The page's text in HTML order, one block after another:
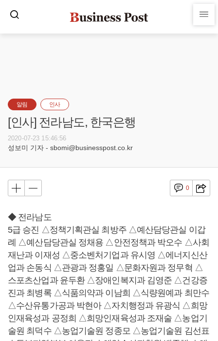
알림 인사
[인사] 전라남도, 한국은행
2020-07-23 15:46:56
성보미 기자 - sbomi@businesspost.co.kr
0
◆ 전라남도
5급 승진 △정책기획관실 최방주 △예산담당관실 이갑
례 △예산담당관실 정채용 △안전정책과 박오수 △사회
재난과 이재성 △중소벤처기업과 유시영 △에너지신산
업과 손동식 △관광과 정홍일 △문화자원과 정무혁 △
스포츠산업과 윤두환 △장애인복지과 김영준 △건강증
진과 최병록 △식품의약과 이남희 △식량원예과 최만수
△수산유통가공과 박현아 △자치행정과 유광식 △희망
인재육성과 공정희 △희망인재육성과 조재술 △농업기
술원 최덕수 △농업기술원 정종모 △농업기술원 김선표